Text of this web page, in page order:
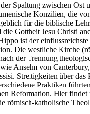
Spaltung zwischen Ost
Konzilien, die
für die biblische
Gottheit Jesu Christi
ist der
Die westliche Kirche
der Trennung
Anselm von
Streitigkeiten über das
Praktiken
Reformation. Hier findet
römisch-katholische